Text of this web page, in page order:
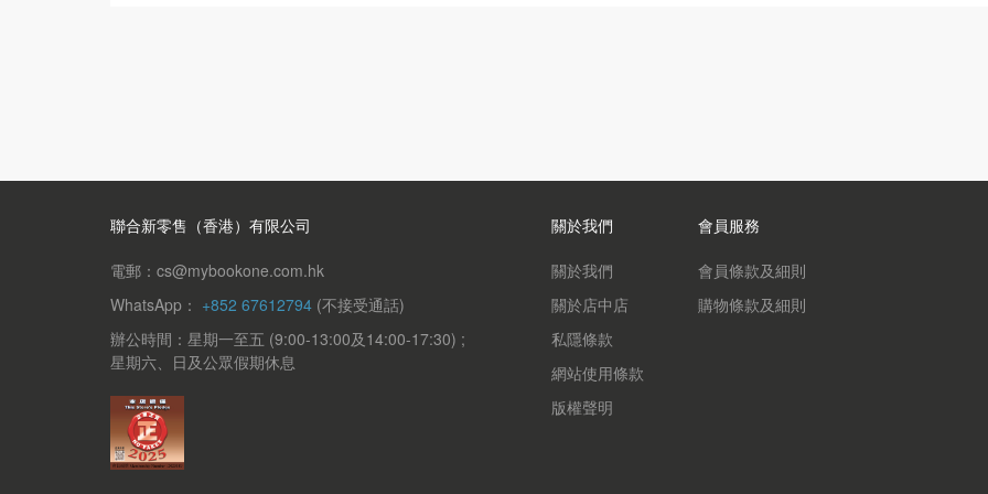
聯合新零售（香港）有限公司
電郵：cs@mybookone.com.hk
WhatsApp： +852 67612794 (不接受通話)
辦公時間：星期一至五 (9:00-13:00及14:00-17:30) ;
星期六、日及公眾假期休息
關於我們
關於我們
關於店中店
私隱條款
網站使用條款
版權聲明
會員服務
會員條款及細則
購物條款及細則